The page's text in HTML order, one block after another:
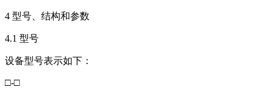
4 型号、结构和参数
4.1 型号
设备型号表示如下：
□-□